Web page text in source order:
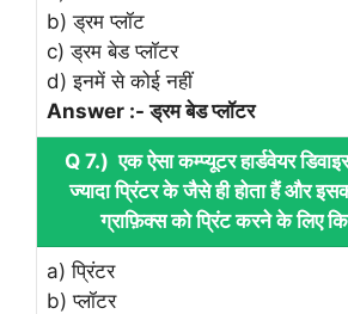
b) ड्रम प्लॉट
c) ड्रम बेड प्लॉटर
d) इनमें से कोई नहीं
Answer :- ड्रम बेड प्लॉटर
Q 7.) एक ऐसा कम्प्यूटर हार्डवेयर
ज्यादा प्रिंटर के जैसे ही होता हैं और
ग्राफ़िक्स को प्रिंट करने के लिए
a) प्रिंटर
b) प्लॉटर